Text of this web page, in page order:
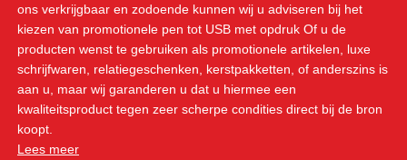
ons verkrijgbaar en zodoende kunnen wij u adviseren bij het
kiezen van promotionele pen tot USB met opdruk Of u de
producten wenst te gebruiken als promotionele artikelen, luxe
schrijfwaren, relatiegeschenken, kerstpakketten, of anderszins is
aan u, maar wij garanderen u dat u hiermee een
kwaliteitsproduct tegen zeer scherpe condities direct bij de bron
koopt.
Lees meer